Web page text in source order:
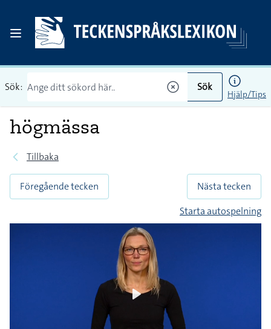
Sök: Sök
Hjälp/Tips
högmässa
Tillbaka
Föregående tecken
Nästa tecken
Starta autospelning